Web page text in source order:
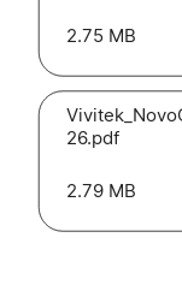
2.75 MB
26.pdf
2.79 MB